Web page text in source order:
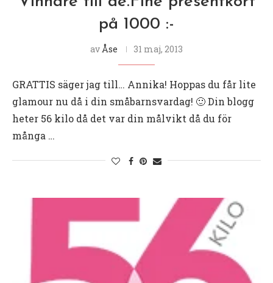
på 1000 :-
av Åse 31 maj, 2013
GRATTIS säger jag till… Annika! Hoppas du får lite
glamour nu då i din småbarnsvardag! 🙂 Din blogg
heter 56 kilo då det var din målvikt då du för
många …